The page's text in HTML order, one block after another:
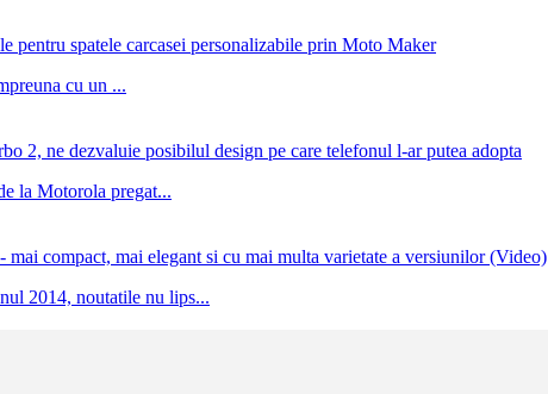
pentru spatele carcasei personalizabile prin Moto Maker
cu un ...
2, ne dezvaluie posibilul design pe care telefonul l-ar putea adopta
la Motorola pregat...
compact, mai elegant si cu mai multa varietate a versiunilor (Video)
2014, noutatile nu lips...